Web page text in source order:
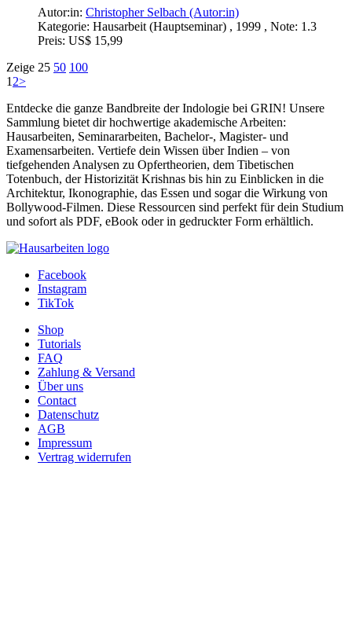
Autor:in: Christopher Selbach (Autor:in)
Kategorie: Hausarbeit (Hauptseminar) , 1999 , Note: 1.3
Preis: US$ 15,99
Zeige 25 50 100
12>
Entdecke die ganze Bandbreite der Indologie bei GRIN! Unsere
Sammlung bietet dir hochwertige akademische Arbeiten:
Hausarbeiten, Seminararbeiten, Bachelor-, Magister- und
Examensarbeiten. Vertiefe dein Wissen über Indien – von
tiefgehenden Analysen zu Opfertheorien, dem Tibetischen
Totenbuch, der Historizität Krishnas bis hin zu Einblicken in die
Architektur, Ikonographie, das Essen und sogar die Wirkung von
Bollywood-Filmen. Diese Ressourcen sind perfekt für dein Studium
und sofort als PDF, eBook oder in gedruckter Form erhältlich.
Facebook
Instagram
TikTok
Shop
Tutorials
FAQ
Zahlung & Versand
Über uns
Contact
Datenschutz
AGB
Impressum
Vertrag widerrufen